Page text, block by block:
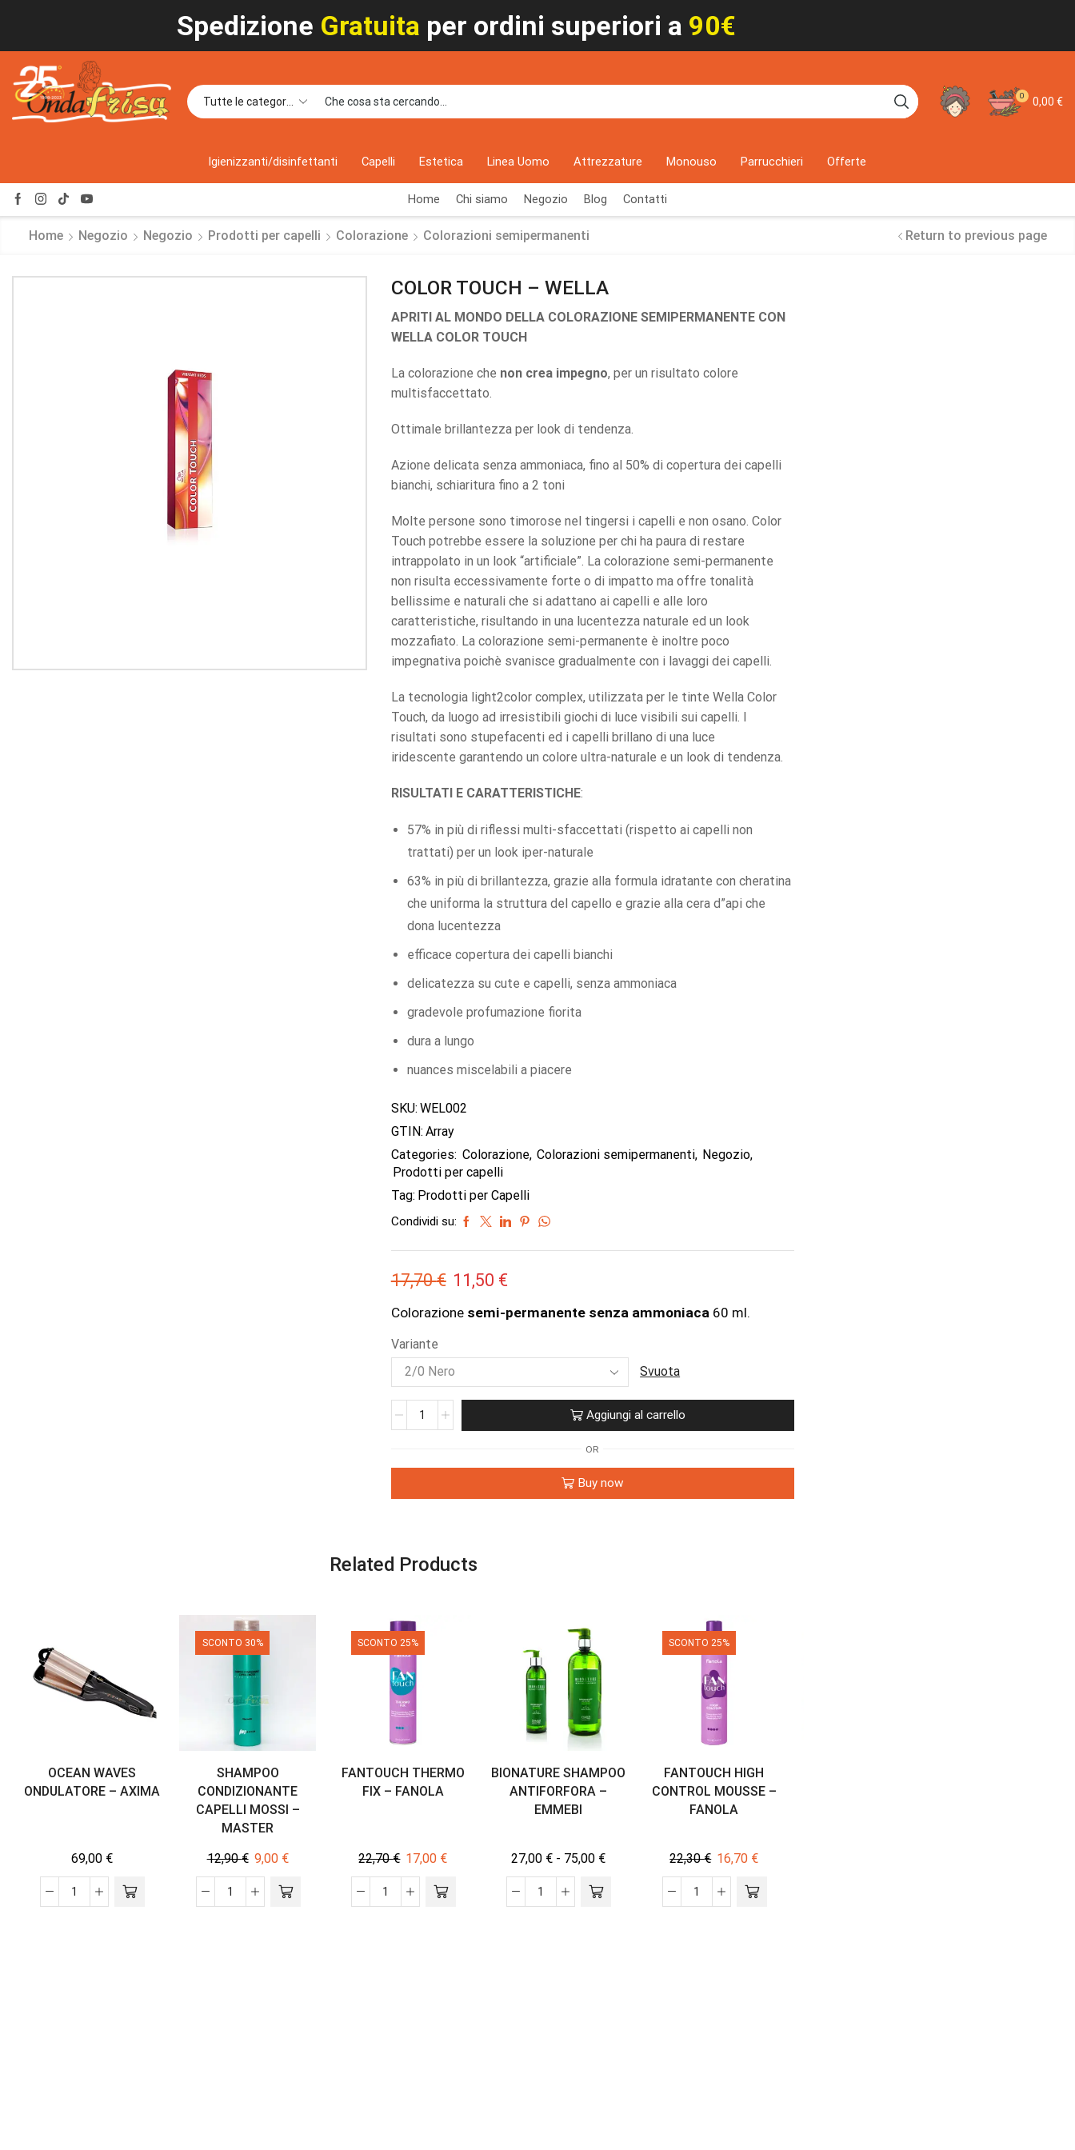
Spedizione Gratuita per ordini superiori a 90€
0 0,00 €
Igienizzanti/disinfettanti Capelli Estetica Linea Uomo Attrezzature Monouso Parrucchieri Offerte
Home Chi siamo Negozio Blog Contatti
Home Negozio Negozio Prodotti per capelli Colorazione Colorazioni semipermanenti Return to previous page
COLOR TOUCH – WELLA
APRITI AL MONDO DELLA COLORAZIONE SEMIPERMANENTE CON
WELLA COLOR TOUCH
La colorazione che non crea impegno, per un risultato colore
multisfaccettato.
Ottimale brillantezza per look di tendenza.
Azione delicata senza ammoniaca, fino al 50% di copertura dei capelli
bianchi, schiaritura fino a 2 toni
Molte persone sono timorose nel tingersi i capelli e non osano. Color
Touch potrebbe essere la soluzione per chi ha paura di restare
intrappolato in un look “artificiale”. La colorazione semi-permanente
non risulta eccessivamente forte o di impatto ma offre tonalità
bellissime e naturali che si adattano ai capelli e alle loro
caratteristiche, risultando in una lucentezza naturale ed un look
mozzafiato. La colorazione semi-permanente è inoltre poco
impegnativa poichè svanisce gradualmente con i lavaggi dei capelli.
La tecnologia light2color complex, utilizzata per le tinte Wella Color
Touch, da luogo ad irresistibili giochi di luce visibili sui capelli. I
risultati sono stupefacenti ed i capelli brillano di una luce
iridescente garantendo un colore ultra-naturale e un look di tendenza.
RISULTATI E CARATTERISTICHE:
57% in più di riflessi multi-sfaccettati (rispetto ai capelli non
trattati) per un look iper-naturale
63% in più di brillantezza, grazie alla formula idratante con cheratina
che uniforma la struttura del capello e grazie alla cera d”api che
dona lucentezza
efficace copertura dei capelli bianchi
delicatezza su cute e capelli, senza ammoniaca
gradevole profumazione fiorita
dura a lungo
nuances miscelabili a piacere
SKU: WEL002
GTIN: Array
Categories: Colorazione, Colorazioni semipermanenti, Negozio,
Prodotti per capelli
Tag: Prodotti per Capelli
Condividi su:
17,70€ 11,50 €
Colorazione semi-permanente senza ammoniaca 60 ml.
Variante
Svuota
Aggiungi al carrello
OR
Buy now
Related Products
OCEAN WAVES
ONDULATORE – AXIMA
69,00 €
SCONTO 30%
SHAMPOO
CONDIZIONANTE
CAPELLI MOSSI –
MASTER
12,90€ 9,00 €
SCONTO 25%
FANTOUCH THERMO
FIX – FANOLA
22,70€ 17,00 €
BIONATURE SHAMPOO
ANTIFORFORA –
EMMEBI
27,00 € - 75,00 €
SCONTO 25%
FANTOUCH HIGH
CONTROL MOUSSE –
FANOLA
22,30€ 16,70 €